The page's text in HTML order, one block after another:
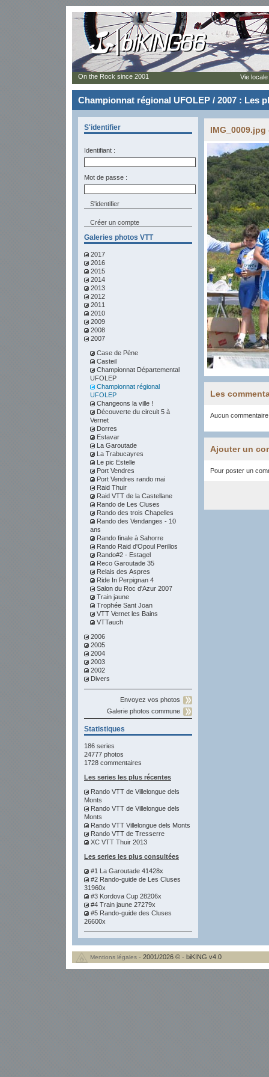
Championnat régional UFOLEP / 2007 : Les
S'identifier
Identifiant :
Mot de passe :
Créer un compte
Galeries photos VTT
2017
2016
2015
2014
2013
2012
2011
2010
2009
2008
2007
Case de Pène
Casteil
Championnat Départemental
UFOLEP
Championnat régional
UFOLEP
Changeons la ville !
Découverte du circuit 5 à
Vernet
Dorres
Estavar
La Garoutade
La Trabucayres
Le pic Estelle
Port Vendres
Port Vendres rando mai
Raid Thuir
Raid VTT de la Castellane
Rando de Les Cluses
Rando des trois Chapelles
Rando des Vendanges - 10
ans
Rando finale à Sahorre
Rando Raid d'Opoul Perillos
Rando#2 - Estagel
Reco Garoutade 35
Relais des Aspres
Ride In Perpignan 4
Salon du Roc d'Azur 2007
Train jaune
Trophée Sant Joan
VTT Vernet les Bains
VTTauch
2006
2005
2004
2003
2002
Divers
Envoyez vos photos
Galerie photos commune
Statistiques
186 series
24777 photos
1728 commentaires
Les series les plus récentes
Rando VTT de Villelongue dels
Monts
Rando VTT de Villelongue dels
Monts
Rando VTT Villelongue dels Monts
Rando VTT de Tresserre
XC VTT Thuir 2013
Les series les plus consultées
#1 La Garoutade 41428x
#2 Rando-guide de Les Cluses
31960x
#3 Kordova Cup 28206x
#4 Train jaune 27279x
#5 Rando-guide des Cluses
26600x
IMG_0009.jpg
Les
Aucun
Ajouter un
Pour poster un
On the Rock since 2001 Vie
Mentions légales - 2001/2026 © - biKING v4.0